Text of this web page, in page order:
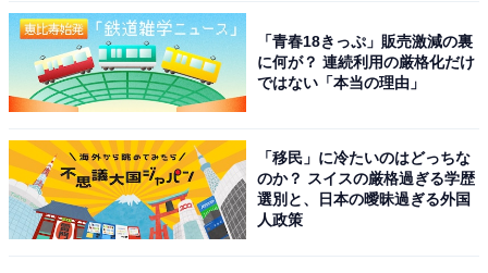
「青春18きっぷ」販売激減の裏
に何が？ 連続利用の厳格化だけ
ではない「本当の理由」
「移民」に冷たいのはどっちな
のか？ スイスの厳格過ぎる学歴
選別と、日本の曖昧過ぎる外国
人政策